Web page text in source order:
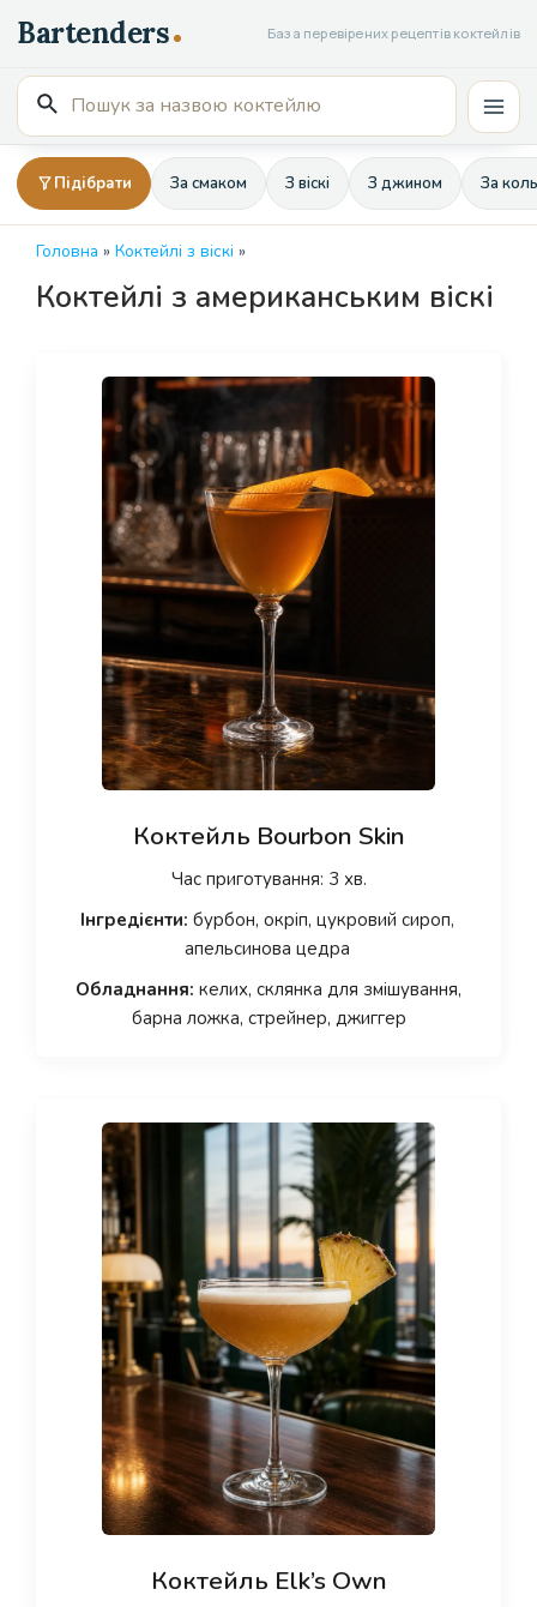
до
вмісту
База перевірених рецептів коктейлів
Пошук
для:
Підібрати За смаком З віскі З джином За
Головна » Коктейлі з віскі »
Коктейлі з американським віскі
Коктейль Bourbon Skin
Час приготування: 3 хв.
Інгредієнти: бурбон, окріп, цукровий сироп,
апельсинова цедра
Обладнання: келих, склянка для змішування,
барна ложка, стрейнер, джиггер
Коктейль Elk’s Own